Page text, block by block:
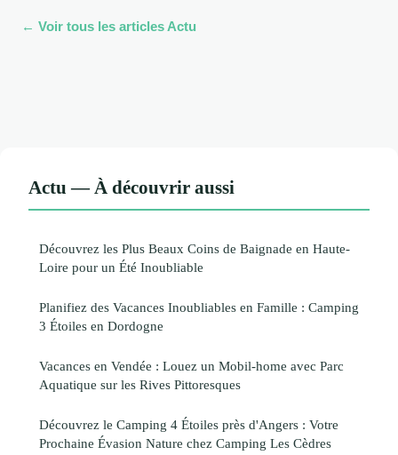
← Voir tous les articles Actu
Actu — À découvrir aussi
Découvrez les Plus Beaux Coins de Baignade en Haute-
Loire pour un Été Inoubliable
Planifiez des Vacances Inoubliables en Famille : Camping
3 Étoiles en Dordogne
Vacances en Vendée : Louez un Mobil-home avec Parc
Aquatique sur les Rives Pittoresques
Découvrez le Camping 4 Étoiles près d'Angers : Votre
Prochaine Évasion Nature chez Camping Les Cèdres